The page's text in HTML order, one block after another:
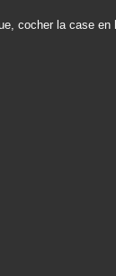
cocher la case en